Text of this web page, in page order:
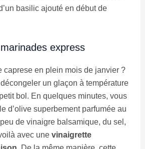
basilic ajouté en début de
express
caprese en plein mois de janvier ?
un glaçon à température
bol. En quelques minutes, vous
d’olive superbement parfumée au
de vinaigre balsamique, du sel,
avec une vinaigrette